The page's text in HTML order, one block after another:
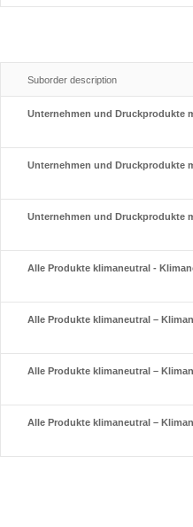
Suborder description
Unternehmen und Druckprodukte
Unternehmen und Druckprodukte
Unternehmen und Druckprodukte
Alle Produkte klimaneutral -
Alle Produkte klimaneutral –
Alle Produkte klimaneutral –
Alle Produkte klimaneutral –